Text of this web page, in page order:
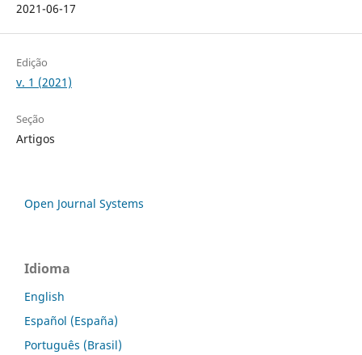
2021-06-17
Edição
v. 1 (2021)
Seção
Artigos
Open Journal Systems
Idioma
English
Español (España)
Português (Brasil)